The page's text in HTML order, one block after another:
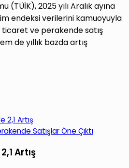
(TÜİK), 2025 yılı Aralık ayına
endeksi verilerini kamuoyuyla
ve perakende satış
de yıllık bazda artış
2,1 Artış
Satışlar Öne Çıktı
Artış